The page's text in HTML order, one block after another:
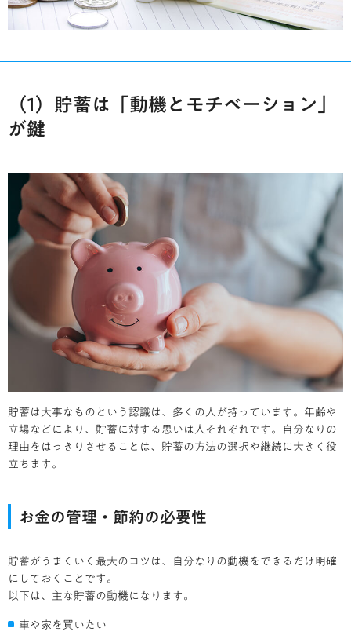
（1）貯蓄は「動機とモチベーション」
が鍵
貯蓄は大事なものという認識は、多くの人が持っています。年齢や
立場などにより、貯蓄に対する思いは人それぞれです。自分なりの
理由をはっきりさせることは、貯蓄の方法の選択や継続に大きく役
立ちます。
お金の管理・節約の必要性
貯蓄がうまくいく最大のコツは、自分なりの動機をできるだけ明確
にしておくことです。
以下は、主な貯蓄の動機になります。
車や家を買いたい